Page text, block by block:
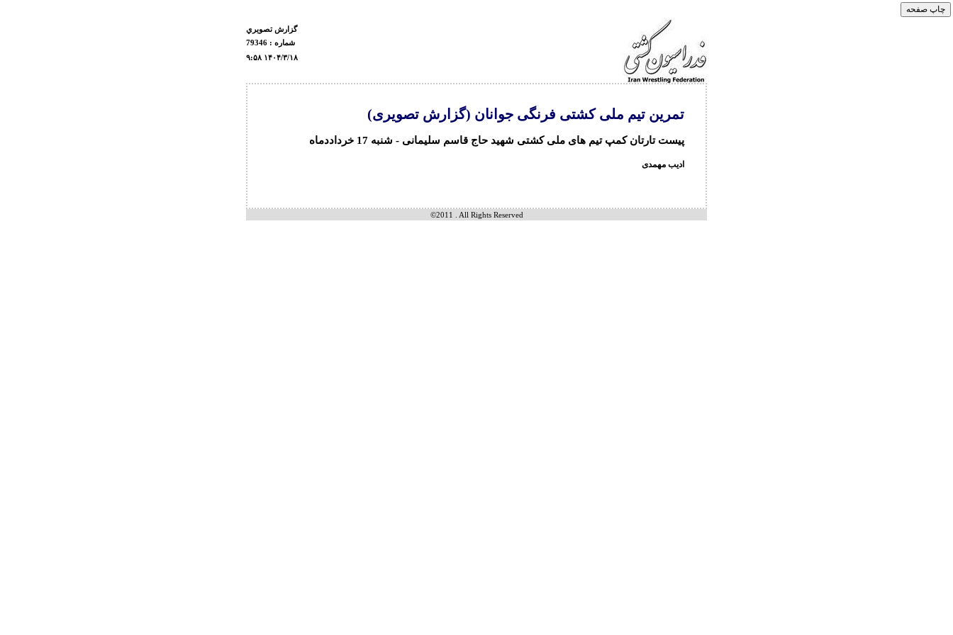
گزارش تصويري
شماره : 79346
۹:۵۸ ۱۴۰۴/۳/۱۸
تمرین تیم ملی کشتی فرنگی جوانان (گزارش تصویری)
پیست تارتان کمپ تیم های ملی کشتی شهید حاج قاسم سلیمانی - شنبه 17 خرداددماه
ادیب مهمدی
©2011 . All Rights Reserved